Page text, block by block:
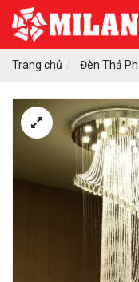
Trang chủ Đèn Thả